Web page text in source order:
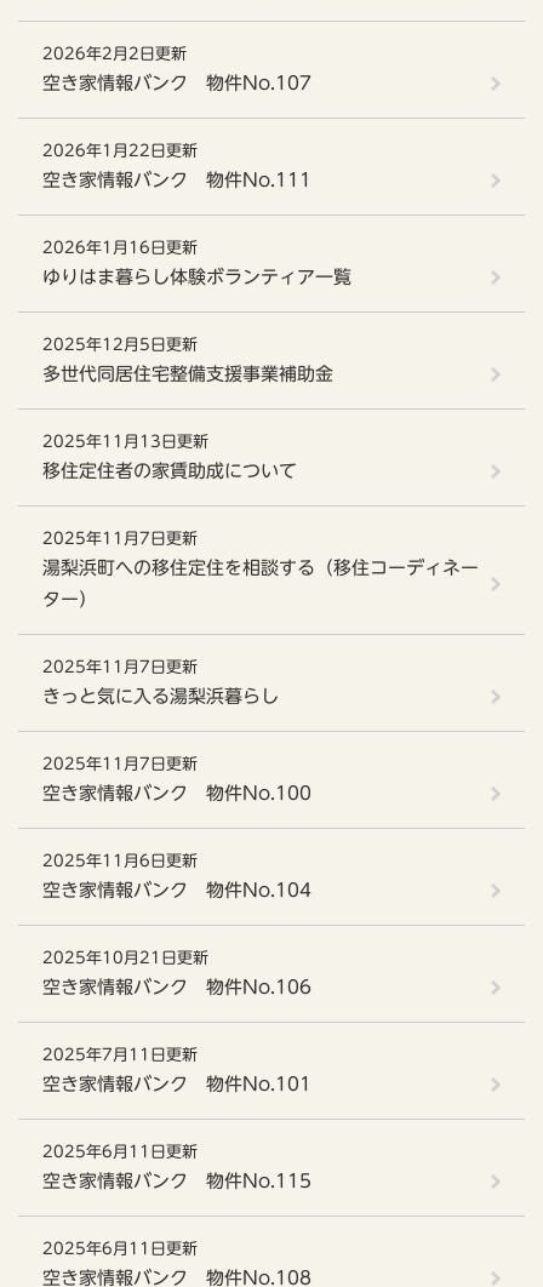
2026年2月2日更新
空き家情報バンク 物件No.107
2026年1月22日更新
空き家情報バンク 物件No.111
2026年1月16日更新
ゆりはま暮らし体験ボランティア一覧
2025年12月5日更新
多世代同居住宅整備支援事業補助金
2025年11月13日更新
移住定住者の家賃助成について
2025年11月7日更新
湯梨浜町への移住定住を相談する（移住コーディネー
ター）
2025年11月7日更新
きっと気に入る湯梨浜暮らし
2025年11月7日更新
空き家情報バンク 物件No.100
2025年11月6日更新
空き家情報バンク 物件No.104
2025年10月21日更新
空き家情報バンク 物件No.106
2025年7月11日更新
空き家情報バンク 物件No.101
2025年6月11日更新
空き家情報バンク 物件No.115
2025年6月11日更新
空き家情報バンク 物件No.108